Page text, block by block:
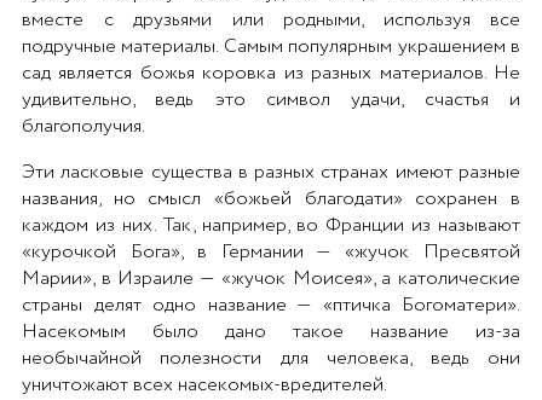
вместе с друзьями или родными, используя все
подручные материалы. Самым популярным украшением в
сад является божья коровка из разных материалов. Не
удивительно, ведь это символ удачи, счастья и
благополучия.
Эти ласковые существа в разных странах имеют разные
названия, но смысл «божьей благодати» сохранен в
каждом из них. Так, например, во Франции из называют
«курочкой Бога», в Германии — «жучок Пресвятой
Марии», в Израиле — «жучок Моисея», а католические
страны делят одно название — «птичка Богоматери».
Насекомым было дано такое название из-за
необычайной полезности для человека, ведь они
уничтожают всех насекомых-вредителей.